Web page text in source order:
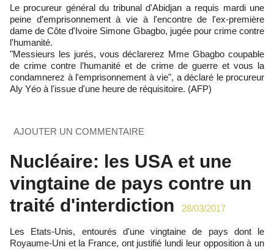
Le procureur général du tribunal d'Abidjan a requis mardi une
peine d’emprisonnement à vie à l'encontre de l'ex-première
dame de Côte d'Ivoire Simone Gbagbo, jugée pour crime contre
l'humanité.
"Messieurs les jurés, vous déclarerez Mme Gbagbo coupable
de crime contre l’humanité et de crime de guerre et vous la
condamnerez à l'emprisonnement à vie", a déclaré le procureur
Aly Yéo à l'issue d'une heure de réquisitoire. (AFP)
AJOUTER UN COMMENTAIRE
Nucléaire: les USA et une
vingtaine de pays contre un
traité d'interdiction
28/03/2017
Les Etats-Unis, entourés d'une vingtaine de pays dont le
Royaume-Uni et la France, ont justifié lundi leur opposition à un